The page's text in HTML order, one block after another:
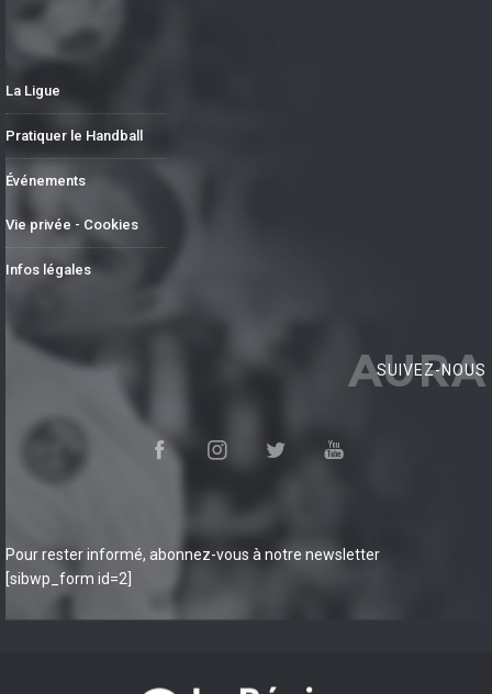
La Ligue
Pratiquer le Handball
Événements
Vie privée - Cookies
Infos légales
AURA
SUIVEZ-NOUS
Pour rester informé, abonnez-vous à notre newsletter
[sibwp_form id=2]